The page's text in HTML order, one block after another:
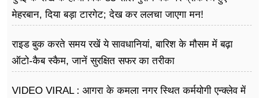
मेहरबान, दिया बड़ा टारगेट; देख कर ललचा जाएगा मन!
राइड बुक करते समय रखें ये सावधानियां, बारिश के मौसम में बढ़ा
ऑटो-कैब स्कैम, जानें सुरक्षित सफर का तरीका
VIDEO VIRAL : आगरा के कमला नगर स्थित कर्मयोगी एन्क्लेव में